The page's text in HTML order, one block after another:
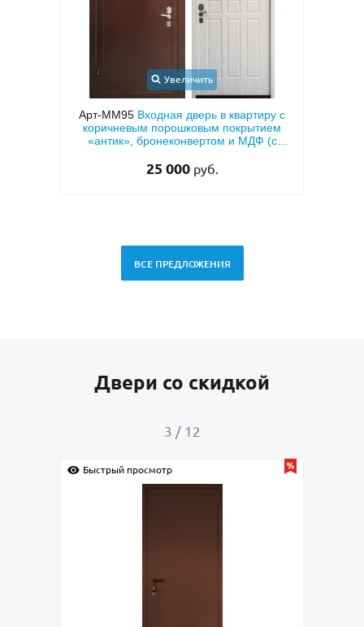
дверь в квартиру с
покрытием
и МДФ (с
Арт-ММ1570Входная
металлофиленкой, бугельной
темно-серым порошковым
ВСЕ ПРЕДЛОЖЕНИЯ
Двери со скидкой
4 / 12
Быстрый просмотр